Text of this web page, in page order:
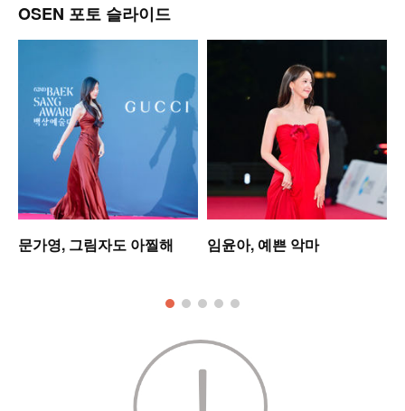
OSEN 포토 슬라이드
문가영, 그림자도 아찔해 임윤아, 예쁜 악마